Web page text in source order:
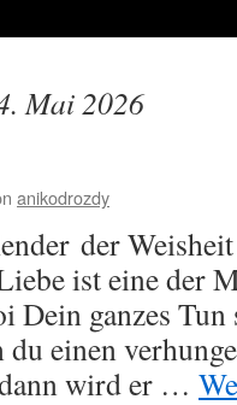
Mai 2026
anikodrozdy
der
ist eine der
Dein ganzes
einen
wird er …